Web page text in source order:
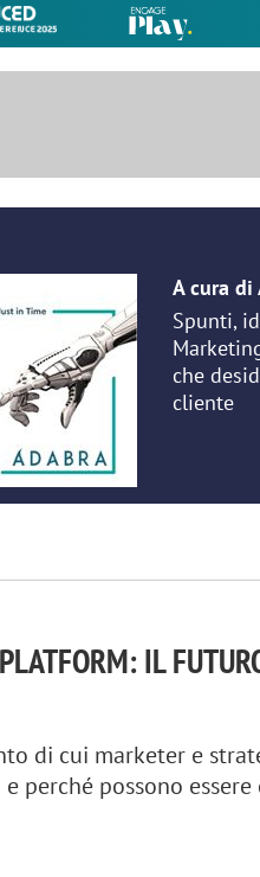
A cura di
Spunti,
che
cliente
IL
di cui marketer e
e perché possono